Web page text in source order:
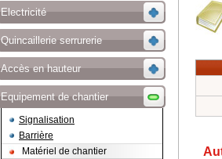
Electricité
Quincaillerie serrurerie
Accès en hauteur
Equipement de chantier
Signalisation
Barrière
Matériel de chantier